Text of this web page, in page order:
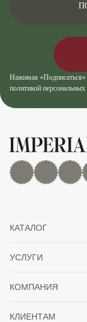
Нажимая «Подписаться»
политикой
MAX Дзен
КАТАЛОГ
УСЛУГИ
КОМПАНИЯ
КЛИЕНТАМ